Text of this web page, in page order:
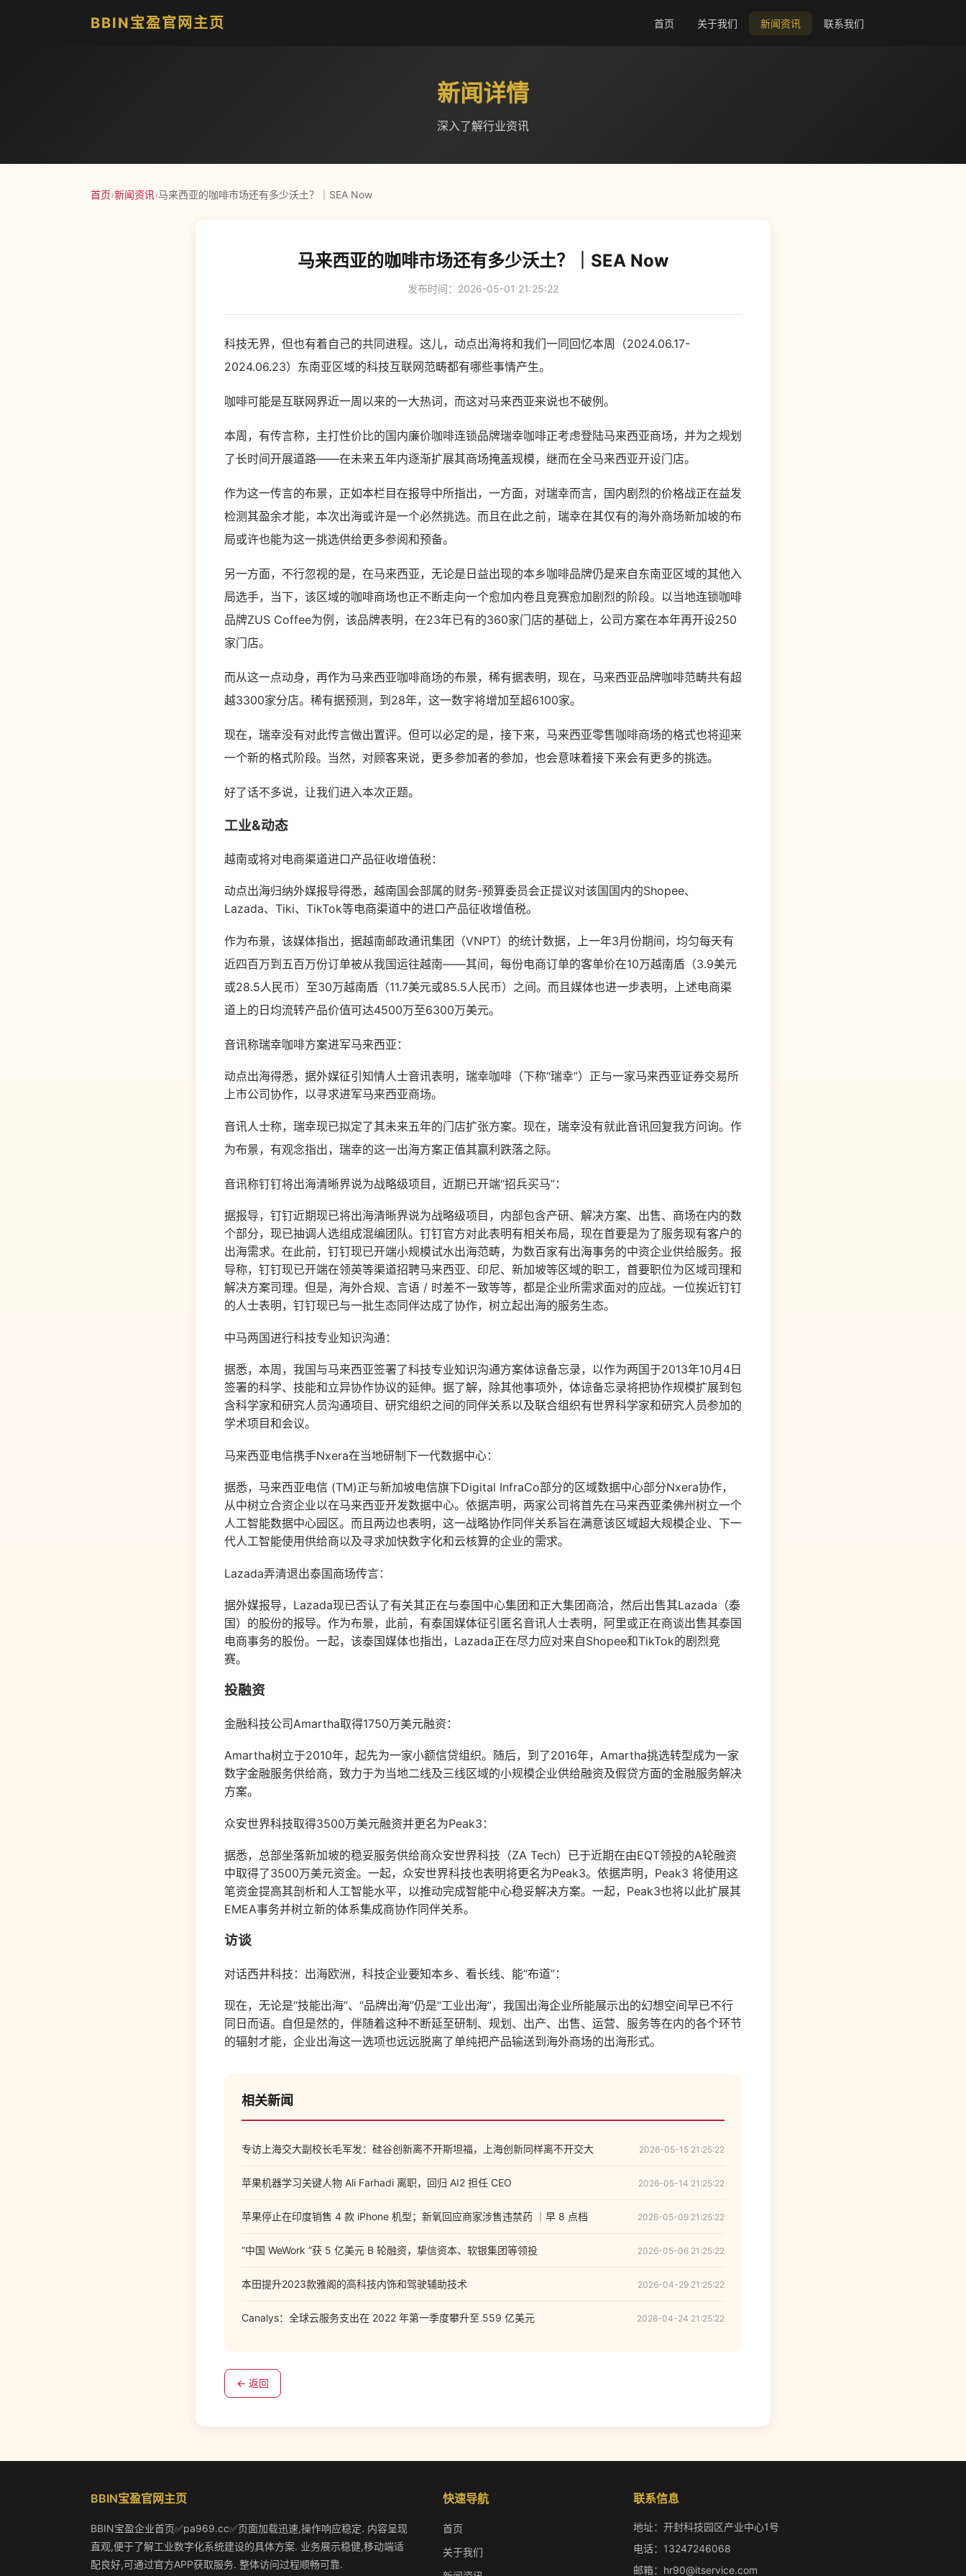
BBIN宝盈官网主页 首页 关于我们 新闻资讯 联系我们
新闻详情
深入了解行业资讯
首页›新闻资讯›马来西亚的咖啡市场还有多少沃土？｜SEA Now
马来西亚的咖啡市场还有多少沃土？｜SEA Now
发布时间：2026-05-01 21:25:22
科技无界，但也有着自己的共同进程。这儿，动点出海将和我们一同回忆本周（2024.06.17-
2024.06.23）东南亚区域的科技互联网范畴都有哪些事情产生。
咖啡可能是互联网界近一周以来的一大热词，而这对马来西亚来说也不破例。
本周，有传言称，主打性价比的国内廉价咖啡连锁品牌瑞幸咖啡正考虑登陆马来西亚商场，并为之规划
了长时间开展道路——在未来五年内逐渐扩展其商场掩盖规模，继而在全马来西亚开设门店。
作为这一传言的布景，正如本栏目在报导中所指出，一方面，对瑞幸而言，国内剧烈的价格战正在益发
检测其盈余才能，本次出海或许是一个必然挑选。而且在此之前，瑞幸在其仅有的海外商场新加坡的布
局或许也能为这一挑选供给更多参阅和预备。
另一方面，不行忽视的是，在马来西亚，无论是日益出现的本乡咖啡品牌仍是来自东南亚区域的其他入
局选手，当下，该区域的咖啡商场也正不断走向一个愈加内卷且竞赛愈加剧烈的阶段。以当地连锁咖啡
品牌ZUS Coffee为例，该品牌表明，在23年已有的360家门店的基础上，公司方案在本年再开设250
家门店。
而从这一点动身，再作为马来西亚咖啡商场的布景，稀有据表明，现在，马来西亚品牌咖啡范畴共有超
越3300家分店。稀有据预测，到28年，这一数字将增加至超6100家。
现在，瑞幸没有对此传言做出置评。但可以必定的是，接下来，马来西亚零售咖啡商场的格式也将迎来
一个新的格式阶段。当然，对顾客来说，更多参加者的参加，也会意味着接下来会有更多的挑选。
好了话不多说，让我们进入本次正题。
工业&动态
越南或将对电商渠道进口产品征收增值税：
动点出海归纳外媒报导得悉，越南国会部属的财务-预算委员会正提议对该国国内的Shopee、
Lazada、Tiki、TikTok等电商渠道中的进口产品征收增值税。
作为布景，该媒体指出，据越南邮政通讯集团（VNPT）的统计数据，上一年3月份期间，均匀每天有
近四百万到五百万份订单被从我国运往越南——其间，每份电商订单的客单价在10万越南盾（3.9美元
或28.5人民币）至30万越南盾（11.7美元或85.5人民币）之间。而且媒体也进一步表明，上述电商渠
道上的日均流转产品价值可达4500万至6300万美元。
音讯称瑞幸咖啡方案进军马来西亚：
动点出海得悉，据外媒征引知情人士音讯表明，瑞幸咖啡（下称“瑞幸”）正与一家马来西亚证券交易所
上市公司协作，以寻求进军马来西亚商场。
音讯人士称，瑞幸现已拟定了其未来五年的门店扩张方案。现在，瑞幸没有就此音讯回复我方问询。作
为布景，有观念指出，瑞幸的这一出海方案正值其赢利跌落之际。
音讯称钉钉将出海清晰界说为战略级项目，近期已开端“招兵买马”：
据报导，钉钉近期现已将出海清晰界说为战略级项目，内部包含产研、解决方案、出售、商场在内的数
个部分，现已抽调人选组成混编团队。钉钉官方对此表明有相关布局，现在首要是为了服务现有客户的
出海需求。在此前，钉钉现已开端小规模试水出海范畴，为数百家有出海事务的中资企业供给服务。报
导称，钉钉现已开端在领英等渠道招聘马来西亚、印尼、新加坡等区域的职工，首要职位为区域司理和
解决方案司理。但是，海外合规、言语 / 时差不一致等等，都是企业所需求面对的应战。一位挨近钉钉
的人士表明，钉钉现已与一批生态同伴达成了协作，树立起出海的服务生态。
中马两国进行科技专业知识沟通：
据悉，本周，我国与马来西亚签署了科技专业知识沟通方案体谅备忘录，以作为两国于2013年10月4日
签署的科学、技能和立异协作协议的延伸。据了解，除其他事项外，体谅备忘录将把协作规模扩展到包
含科学家和研究人员沟通项目、研究组织之间的同伴关系以及联合组织有世界科学家和研究人员参加的
学术项目和会议。
马来西亚电信携手Nxera在当地研制下一代数据中心：
据悉，马来西亚电信 (TM)正与新加坡电信旗下Digital InfraCo部分的区域数据中心部分Nxera协作，
从中树立合资企业以在马来西亚开发数据中心。依据声明，两家公司将首先在马来西亚柔佛州树立一个
人工智能数据中心园区。而且两边也表明，这一战略协作同伴关系旨在满意该区域超大规模企业、下一
代人工智能使用供给商以及寻求加快数字化和云核算的企业的需求。
Lazada弄清退出泰国商场传言：
据外媒报导，Lazada现已否认了有关其正在与泰国中心集团和正大集团商洽，然后出售其Lazada（泰
国）的股份的报导。作为布景，此前，有泰国媒体征引匿名音讯人士表明，阿里或正在商谈出售其泰国
电商事务的股份。一起，该泰国媒体也指出，Lazada正在尽力应对来自Shopee和TikTok的剧烈竞
赛。
投融资
金融科技公司Amartha取得1750万美元融资：
Amartha树立于2010年，起先为一家小额信贷组织。随后，到了2016年，Amartha挑选转型成为一家
数字金融服务供给商，致力于为当地二线及三线区域的小规模企业供给融资及假贷方面的金融服务解决
方案。
众安世界科技取得3500万美元融资并更名为Peak3：
据悉，总部坐落新加坡的稳妥服务供给商众安世界科技（ZA Tech）已于近期在由EQT领投的A轮融资
中取得了3500万美元资金。一起，众安世界科技也表明将更名为Peak3。依据声明，Peak3 将使用这
笔资金提高其剖析和人工智能水平，以推动完成智能中心稳妥解决方案。一起，Peak3也将以此扩展其
EMEA事务并树立新的体系集成商协作同伴关系。
访谈
对话西井科技：出海欧洲，科技企业要知本乡、看长线、能“布道”：
现在，无论是“技能出海”、“品牌出海”仍是“工业出海”，我国出海企业所能展示出的幻想空间早已不行
同日而语。自但是然的，伴随着这种不断延至研制、规划、出产、出售、运营、服务等在内的各个环节
的辐射才能，企业出海这一选项也远远脱离了单纯把产品输送到海外商场的出海形式。
相关新闻
专访上海交大副校长毛军发：硅谷创新离不开斯坦福，上海创新同样离不开交大 2026-05-15 21:25:22
苹果机器学习关键人物 Ali Farhadi 离职，回归 AI2 担任 CEO 2026-05-14 21:25:22
苹果停止在印度销售 4 款 iPhone 机型；新氧回应商家涉售违禁药 ｜早 8 点档 2026-05-09 21:25:22
“中国 WeWork ”获 5 亿美元 B 轮融资，挚信资本、软银集团等领投 2026-05-06 21:25:22
本田提升2023款雅阁的高科技内饰和驾驶辅助技术 2026-04-29 21:25:22
Canalys：全球云服务支出在 2022 年第一季度攀升至 559 亿美元 2026-04-24 21:25:22
← 返回
BBIN宝盈官网主页
BBIN宝盈企业首页✅pa969.cc✅页面加载迅速,操作响应稳定. 内容呈现
直观,便于了解工业数字化系统建设的具体方案. 业务展示稳健,移动端适
配良好,可通过官方APP获取服务. 整体访问过程顺畅可靠.
快速导航
首页
关于我们
联系信息
地址：开封科技园区产业中心1号
电话：13247246068
邮箱：hr90@itservice.com